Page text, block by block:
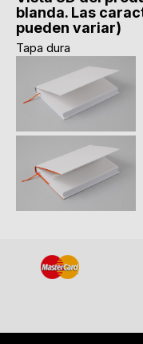
blanda. Las
pueden variar)
Tapa dura